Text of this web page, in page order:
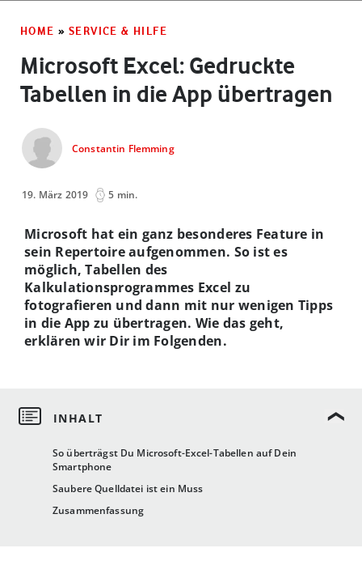
HOME » SERVICE & HILFE
Microsoft Excel: Gedruckte
Tabellen in die App übertragen
Constantin Flemming
19. März 2019 5 min.
So überträgst Du Microsoft-Excel-Tabellen auf Dein
Smartphone
Saubere Quelldatei ist ein Muss
Zusammenfassung
Microsoft hat ein ganz besonderes Feature in
sein Repertoire aufgenommen. So ist es
möglich, Tabellen des
Kalkulationsprogrammes Excel zu
fotografieren und dann mit nur wenigen Tipps
in die App zu übertragen. Wie das geht,
erklären wir Dir im Folgenden.